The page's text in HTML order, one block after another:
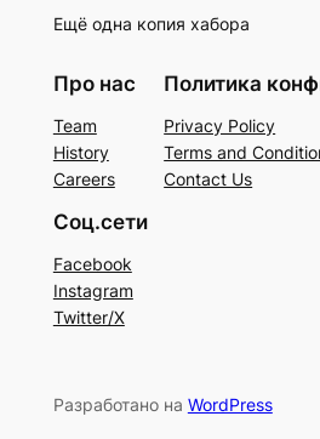
Ещё одна копия хабора
Про нас
Team
History
Careers
Политика
Privacy Policy
Terms and
Contact Us
Соц.сети
Facebook
Instagram
Twitter/X
Разработано на WordPress